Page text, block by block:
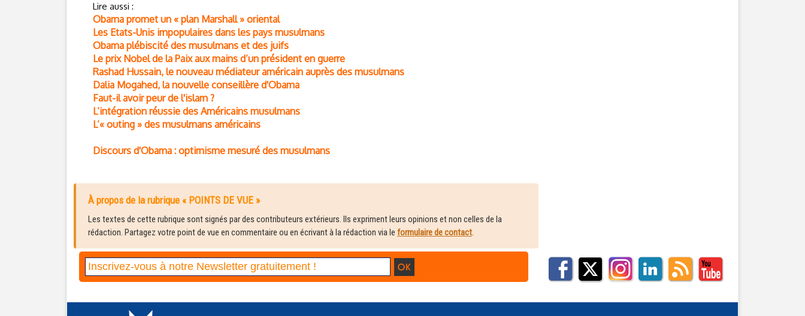
Lire aussi :
Obama promet un « plan Marshall » oriental
Les Etats-Unis impopulaires dans les pays musulmans
Obama plébiscité des musulmans et des juifs
Le prix Nobel de la Paix aux mains d’un président en guerre
Rashad Hussain, le nouveau médiateur américain auprès des musulmans
Dalia Mogahed, la nouvelle conseillère d'Obama
Faut-il avoir peur de l'islam ?
L’intégration réussie des Américains musulmans
L’« outing » des musulmans américains
Discours d'Obama : optimisme mesuré des musulmans
À propos de la rubrique « POINTS DE VUE »
Les textes de cette rubrique sont signés par des contributeurs extérieurs. Ils expriment leurs opinions et non celles de la
rédaction. Partagez votre point de vue en commentaire ou en écrivant à la rédaction via le formulaire de contact.